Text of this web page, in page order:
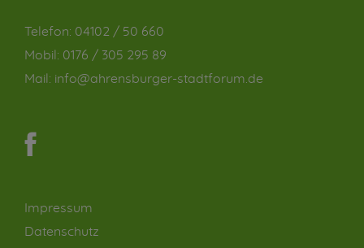
Telefon: 04102 / 50 660
Mobil: 0176 / 305 295 89
Mail: info@ahrensburger-stadtforum.de
Impressum
Datenschutz